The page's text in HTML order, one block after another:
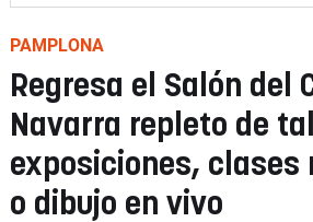
PAMPLONA
Regresa el Salón del
Navarra repleto de
exposiciones, clases
o dibujo en vivo